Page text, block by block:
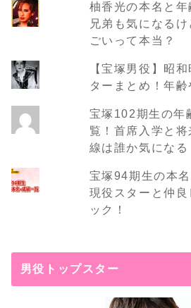
柚香光の本名と
兄弟も気になる
ごいって本当？
【宝塚男役】昭
ターまとめ！年齢
宝塚102期生の年
覧！首席入学と
線は誰か気になる
宝塚94期生の本
現役スターと仲
ック！
男役トップスター